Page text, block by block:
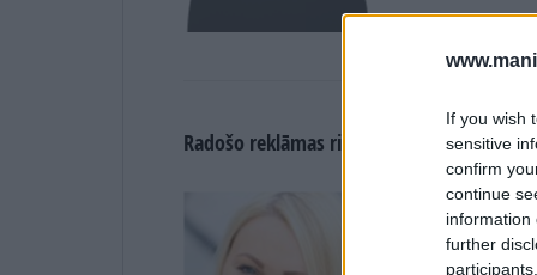
If you wish
sensitive
confirm
continue
information
further
Radošo reklāmas risinājumu attīstības
Sanda
Tālrunis:
Mobilais: